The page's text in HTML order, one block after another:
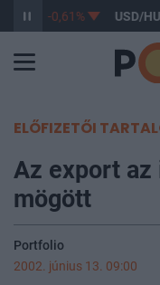
-0,61% USD/
ELŐFIZETŐI
Az export az
mögött
Portfolio
2002. június 13. 09:00